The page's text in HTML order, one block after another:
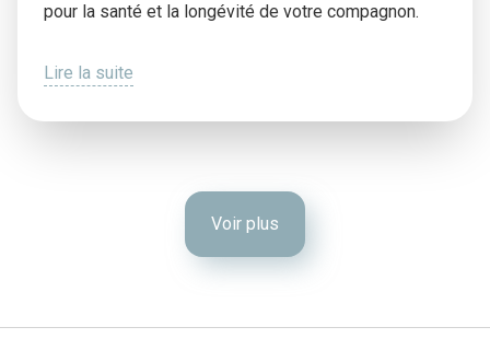
pour la santé et la longévité de votre compagnon.
Lire la suite
Voir plus